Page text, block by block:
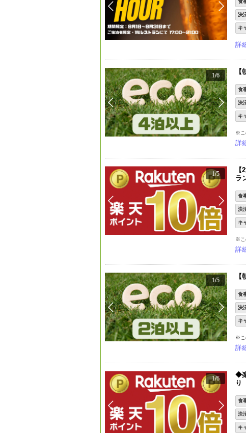
食
決
キ
詳
1/6
食
決
キ
※こ
詳
1/5
ラ
食
決
キ
※こ
詳
1/5
食
決
キ
※こ
詳
1/6
◆
り
食
決
キ